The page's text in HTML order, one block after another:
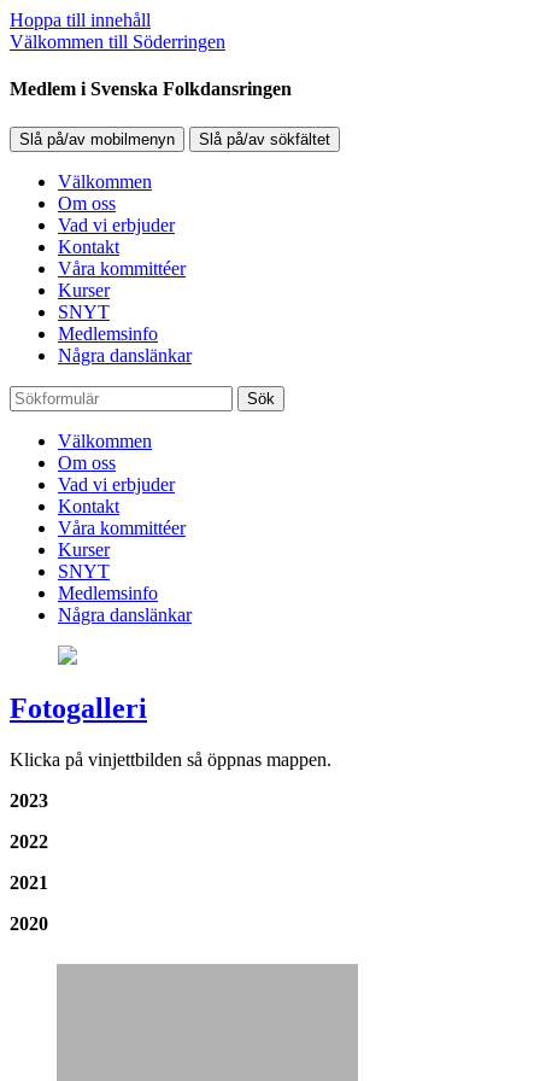
Hoppa till innehåll
Välkommen till Söderringen
Medlem i Svenska Folkdansringen
Slå på/av mobilmenyn Slå på/av sökfältet
Välkommen
Om oss
Vad vi erbjuder
Kontakt
Våra kommittéer
Kurser
SNYT
Medlemsinfo
Några danslänkar
Sök
Välkommen
Om oss
Vad vi erbjuder
Kontakt
Våra kommittéer
Kurser
SNYT
Medlemsinfo
Några danslänkar
Fotogalleri
Klicka på vinjettbilden så öppnas mappen.
2023
2022
2021
2020